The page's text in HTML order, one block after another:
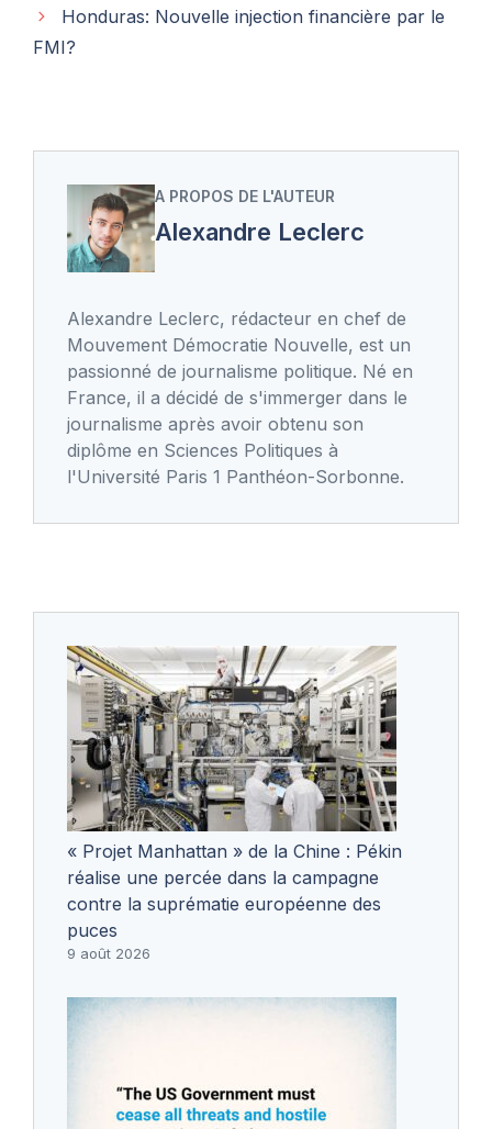
Honduras: Nouvelle injection financière par le
FMI?
A PROPOS DE L'AUTEUR
Alexandre Leclerc
Alexandre Leclerc, rédacteur en chef de
Mouvement Démocratie Nouvelle, est un
passionné de journalisme politique. Né en
France, il a décidé de s'immerger dans le
journalisme après avoir obtenu son
diplôme en Sciences Politiques à
l'Université Paris 1 Panthéon-Sorbonne.
« Projet Manhattan » de la Chine : Pékin
réalise une percée dans la campagne
contre la suprématie européenne des
puces
9 août 2026